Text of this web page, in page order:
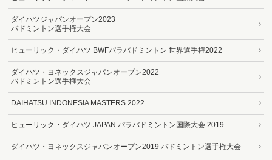
ダイハツジャパンオープン2023
バドミントン選手権大会
ヒューリック・ダイハツ BWFパラバドミントン 世界選手権2022
ダイハツ・ヨネックスジャパンオープン2022
バドミントン選手権大会
DAIHATSU INDONESIA MASTERS 2022
ヒューリック・ダイハツ JAPAN パラバドミントン国際大会 2019
ダイハツ・ヨネックスジャパンオープン2019 バドミントン選手権大会